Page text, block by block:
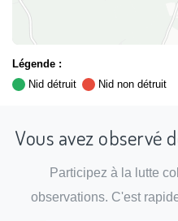
Légende :
Nid détruit
Nid non détruit
Vous avez observé
Participez à la lutte
observations. C'est